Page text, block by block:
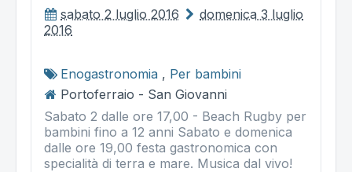
sabato 2 luglio 2016
domenica 3 luglio
2016
Enogastronomia , Per bambini
Portoferraio - San Giovanni
Sabato 2 dalle ore 17,00 - Beach Rugby per
bambini fino a 12 anni Sabato e domenica
dalle ore 19,00 festa gastronomica con
specialità di terra e mare. Musica dal vivo!